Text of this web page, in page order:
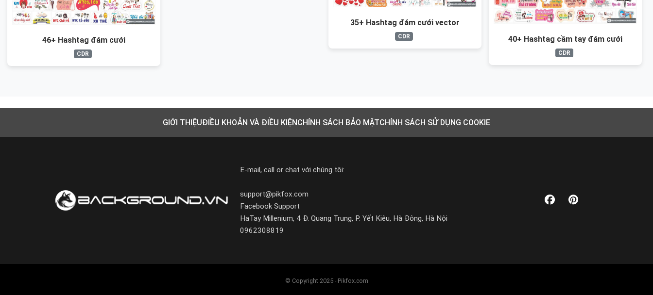
35+ Hashtag đám cưới vector
CDR 40+ Hashtag cầm tay đám cưới
CDR
46+ Hashtag đám cưới
CDR
GIỚI THIỆUĐIỀU KHOẢN VÀ ĐIỀU KIỆNCHÍNH SÁCH BẢO MẬTCHÍNH SÁCH SỬ DỤNG COOKIE
E-mail, call or chat với chúng tôi:
support@pikfox.com
Facebook Support
HaTay Millenium, 4 Đ. Quang Trung, P. Yết Kiêu, Hà Đông, Hà Nội
0962308819
© Copyright 2025 - Pikfox.com